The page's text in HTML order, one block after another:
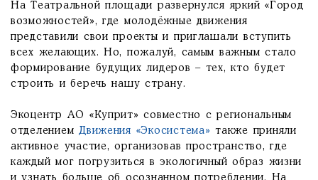
На Театральной площади развернулся яркий «Город
возможностей», где молодёжные движения
представили свои проекты и приглашали вступить
всех желающих. Но, пожалуй, самым важным стало
формирование будущих лидеров – тех, кто будет
строить и беречь нашу страну.
Экоцентр АО «Куприт» совместно с региональным
отделением Движения «Экосистема» также приняли
активное участие, организовав пространство, где
каждый мог погрузиться в экологичный образ жизни
и узнать больше об осознанном потреблении. На